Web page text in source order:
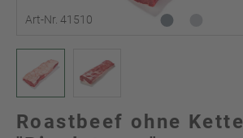
Art-Nr. 41510
Roastbeef ohne Kette